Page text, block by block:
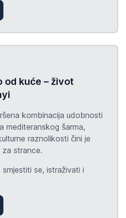
od kuće – život
kombinacija udobnosti
mediteranskog šarma,
raznolikosti čini je
za strance.
se, istraživati i